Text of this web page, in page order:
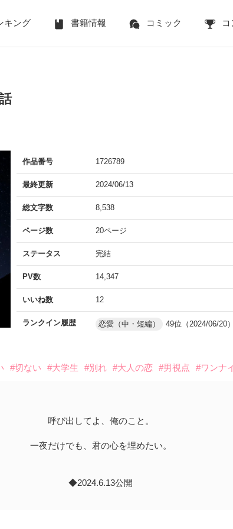
キング 書籍情報 コミック
作品番号 1726789
最終更新 2024/06/13
総文字数 8,538
ページ数 20ページ
ステータス 完結
PV数 14,347
いいね数 12
ランクイン履歴 恋愛（中・短編） 49位（2024/06/20
#切ない #大学生 #別れ #大人の恋 #男視点 #ワンナ
呼び出してよ、俺のこと。
一夜だけでも、君の心を埋めたい。
◆2024.6.13公開